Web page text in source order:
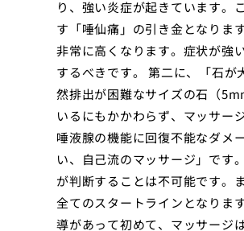
り、強い炎症が起きています。
す「唾仙痛」の引き金となりま
非常に高くなります。症状が強
するべきです。 第二に、「石
然排出が困難なサイズの石（
いるにもかかわらず、マッサー
唾液腺の機能に回復不能なダメ
い、自己流のマッサージ」です
が判断することは不可能です。
全てのスタートラインとなりま
導があって初めて、マッサージ